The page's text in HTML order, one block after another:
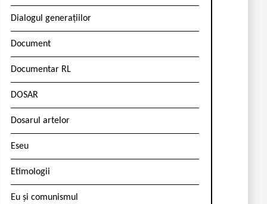
Dialogul generațiilor
Document
Documentar RL
DOSAR
Dosarul artelor
Eseu
Etimologii
Eu și comunismul